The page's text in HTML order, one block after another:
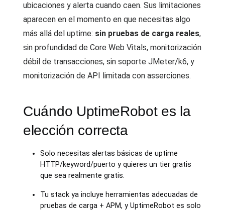
ubicaciones y alerta cuando caen. Sus limitaciones
aparecen en el momento en que necesitas algo
más allá del uptime: sin pruebas de carga reales,
sin profundidad de Core Web Vitals, monitorización
débil de transacciones, sin soporte JMeter/k6, y
monitorización de API limitada con asserciones.
Cuándo UptimeRobot es la
elección correcta
Solo necesitas alertas básicas de uptime
HTTP/keyword/puerto y quieres un tier gratis
que sea realmente gratis.
Tu stack ya incluye herramientas adecuadas de
pruebas de carga + APM, y UptimeRobot es solo